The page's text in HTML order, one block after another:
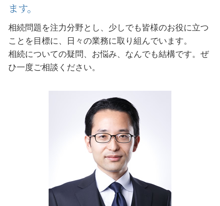
ます。
相続問題を注力分野とし、少しでも皆様のお役に立つ
ことを目標に、日々の業務に取り組んでいます。
相続についての疑問、お悩み、なんでも結構です。ぜ
ひ一度ご相談ください。